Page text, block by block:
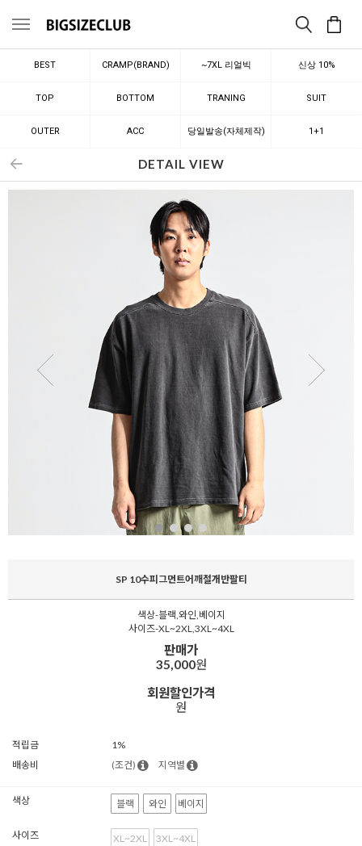
메뉴
BEST CRAMP(BRAND) ~7XL 리얼빅 신상 10%
TOP BOTTOM TRANING SUIT
OUTER ACC 당일발송(자체제작) 1+1
DETAIL VIEW
SP 10수피그먼트어깨절개반팔티
색상-블랙,와인,베이지
사이즈-XL~2XL,3XL~4XL
판매가
35,000원
회원할인가격
원
적립금
1%
배송비
(조건) 지역별
색상 블랙 와인 베이지
사이즈 XL~2XL 3XL~4XL